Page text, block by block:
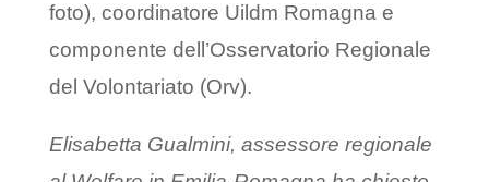
foto), coordinatore Uildm Romagna e
componente dell’Osservatorio Regionale
del Volontariato (Orv).
Elisabetta Gualmini, assessore regionale